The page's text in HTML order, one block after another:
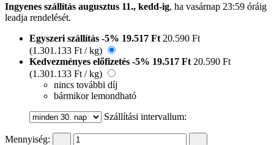
Ingyenes szállítás augusztus 11., kedd-ig, ha vasárnap 23:59 óráig
leadja rendelését.
Egyszeri szállítás -5% 19.517 Ft 20.590 Ft
(1.301.133 Ft / kg)
Kedvezményes előfizetés -5% 19.517 Ft 20.590 Ft
(1.301.133 Ft / kg)
nincs további díj
bármikor lemondható
Szállítási intervallum:
Mennyiség: